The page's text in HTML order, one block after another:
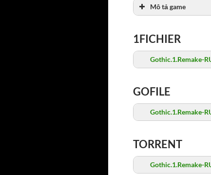
Mô tả game
1FICHIER
Gothic.1.Remake-
GOFILE
Gothic.1.Remake-
TORRENT
Gothic.1.Remake-